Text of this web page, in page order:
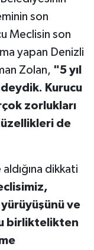
son
Meclisin son
yapan Denizli
Zolan, "5 yıl
Kurucu
zorlukları
de
dikkati
ve
birliktelikten